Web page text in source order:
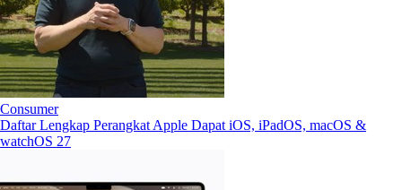
Consumer
Daftar Lengkap Perangkat Apple Dapat iOS, iPadOS, macOS &
watchOS 27